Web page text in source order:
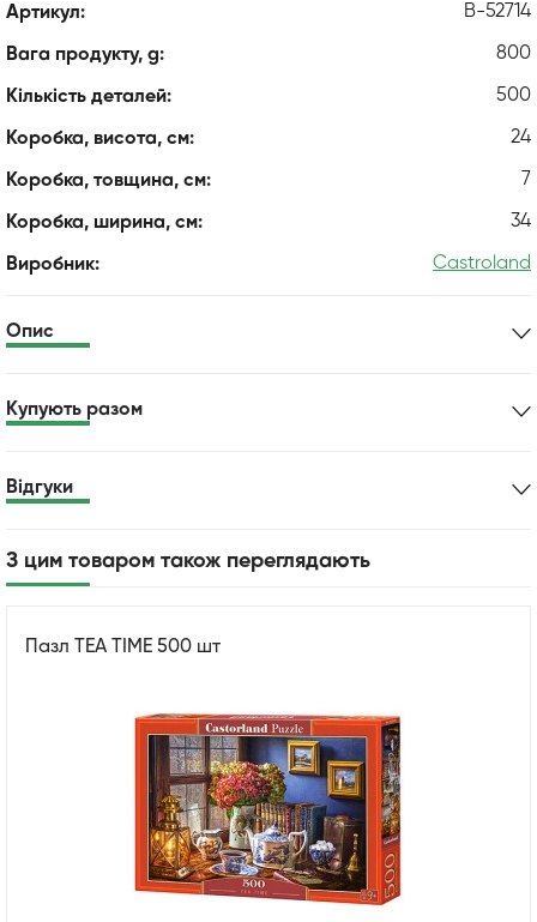
Артикул: B-52714
Вага продукту, g: 800
Кількість деталей: 500
Коробка, висота, см: 24
Коробка, товщина, см: 7
Коробка, ширина, см: 34
Виробник: Castroland
Опис
Купують разом
Відгуки
З цим товаром також переглядають
Пазл TEA TIME 500 шт